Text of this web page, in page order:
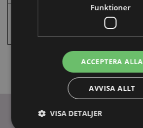
Funktioner
ACCEPTERA ALLA
AVVISA ALLT
VISA DETALJER